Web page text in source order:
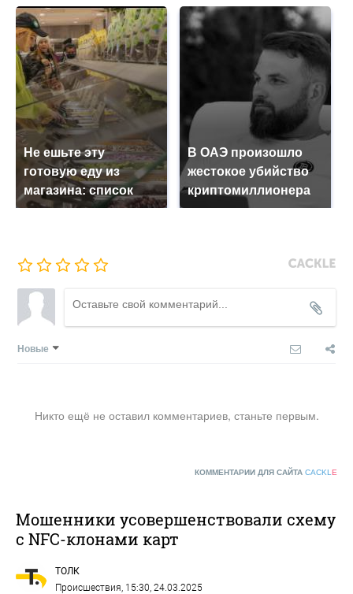
Не ешьте эту
готовую еду из
магазина: список
В ОАЭ произошло
жестокое убийство
криптомиллионера
Новые
Никто ещё не оставил комментариев, станьте первым.
КОММЕНТАРИИ ДЛЯ САЙТА CACKL E
Мошенники усовершенствовали схему
с NFC-клонами карт
ТОЛК
Происшествия , 15:30, 24.03.2025